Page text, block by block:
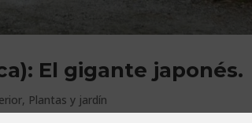
El gigante japonés.
, Plantas y jardín